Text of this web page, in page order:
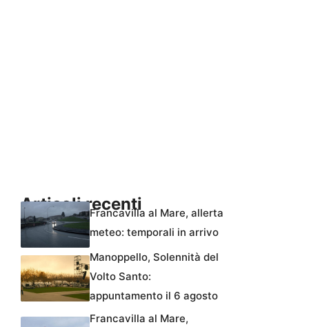
Articoli recentiFrancavilla al Mare, allerta
meteo: temporali in arrivo
Manoppello, Solennità del
Volto Santo:
appuntamento il 6 agosto
Francavilla al Mare,